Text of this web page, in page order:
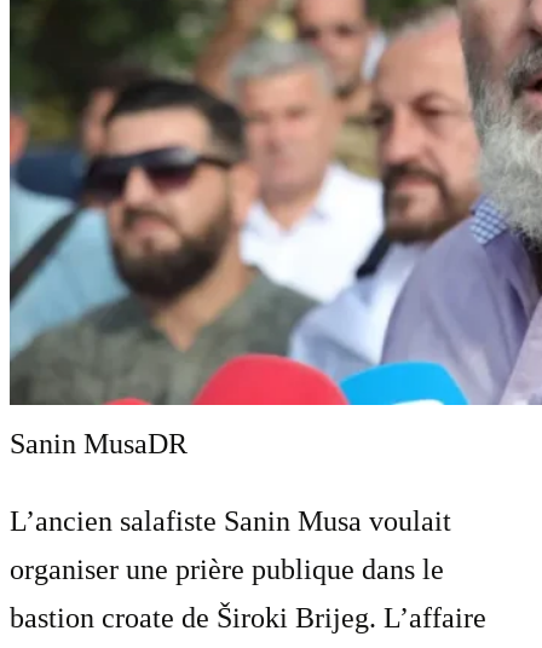
Sanin MusaDR
L’ancien salafiste Sanin Musa voulait
organiser une prière publique dans le
bastion croate de Široki Brijeg. L’affaire